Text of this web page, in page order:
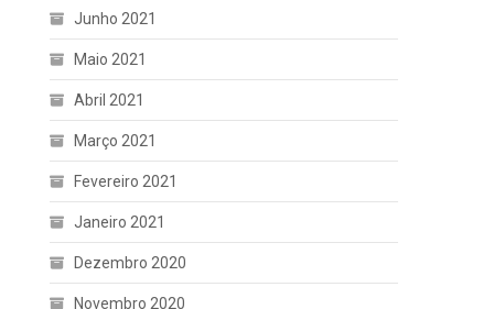
Junho 2021
Maio 2021
Abril 2021
Março 2021
Fevereiro 2021
Janeiro 2021
Dezembro 2020
Novembro 2020